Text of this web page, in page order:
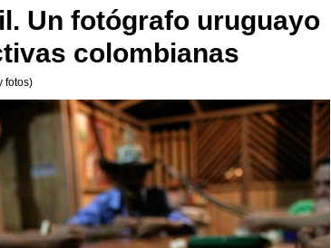
Un fotógrafo uruguayo
colombianas
fotos)